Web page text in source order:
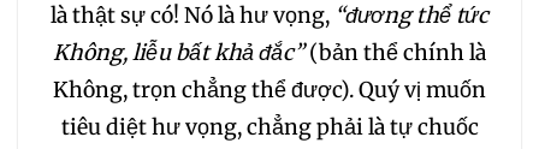
là thật sự có! Nó là hư vọng, “đương thể tức
Không, liễu bất khả đắc”(bản thể chính là
Không, trọn chẳng thể được). Quý vị muốn
tiêu diệt hư vọng, chẳng phải là tự chuốc